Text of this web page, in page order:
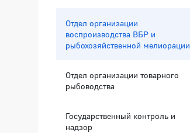
Отдел организации
воспроизводства ВБР и
рыбохозяйственной мелиорации
Отдел организации товарного
рыбоводства
Государственный контроль и
надзор